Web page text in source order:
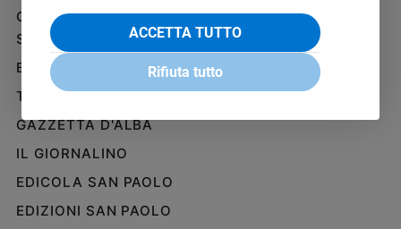
Migranti
Diversità
e
inclusione
Cultura
spettacoli
Sanremo
GRUPPO EDITORIALE
SAN PAOLO
BENESSERE
TELENOVA
GAZZETTA D'ALBA
IL GIORNALINO
EDICOLA SAN PAOLO
EDIZIONI SAN PAOLO
PRIVACY POLICY
WHISTLEBLOWING
SOCIAL
ACCETTA TUTTO
Rifiuta tutto